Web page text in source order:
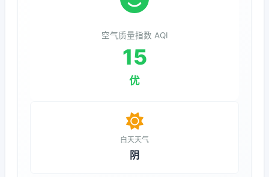
空气质量指数 AQI
15
优
白天天气
阴